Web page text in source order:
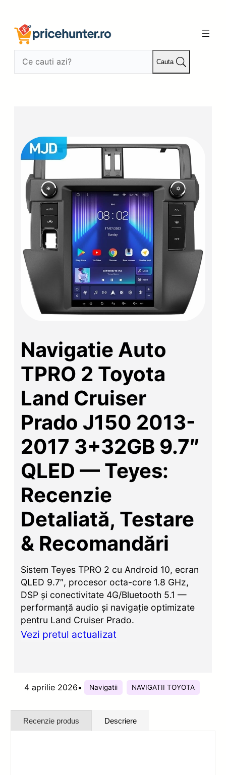
conținut
Cauta
Navigatie Auto
TPRO 2 Toyota
Land Cruiser
Prado J150 2013-
2017 3+32GB 9.7″
QLED — Teyes:
Recenzie
Detaliată, Testare
& Recomandări
Sistem Teyes TPRO 2 cu Android 10, ecran
QLED 9.7″, procesor octa-core 1.8 GHz,
DSP și conectivitate 4G/Bluetooth 5.1 —
performanță audio și navigație optimizate
pentru Land Cruiser Prado.
Vezi pretul actualizat
4 aprilie 2026• Navigatii NAVIGATII TOYOTA
Recenzie produs Descriere